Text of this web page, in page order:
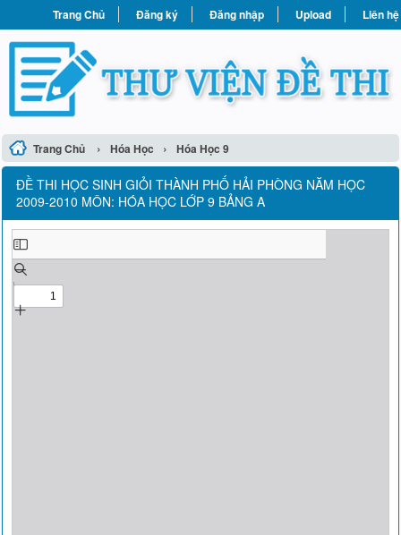
Trang Chủ Đăng ký Đăng nhập Upload Liên hệ
Trang Chủ › Hóa Học › Hóa Học 9
ĐỀ THI HỌC SINH GIỎI THÀNH PHỐ HẢI PHÒNG NĂM HỌC
2009-2010 MÔN: HÓA HỌC LỚP 9 BẢNG A